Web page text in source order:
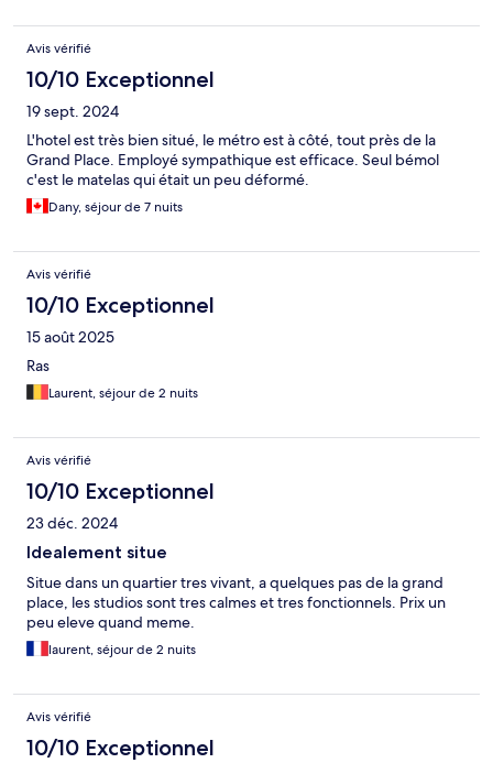
Avis vérifié
10/10 Exceptionnel
19 sept. 2024
L'hotel est très bien situé, le métro est à côté, tout près de la
Grand Place. Employé sympathique est efficace. Seul bémol
c'est le matelas qui était un peu déformé.
Dany, séjour de 7 nuits
Avis vérifié
10/10 Exceptionnel
15 août 2025
Ras
Laurent, séjour de 2 nuits
Avis vérifié
10/10 Exceptionnel
23 déc. 2024
Idealement situe
Situe dans un quartier tres vivant, a quelques pas de la grand
place, les studios sont tres calmes et tres fonctionnels. Prix un
peu eleve quand meme.
laurent, séjour de 2 nuits
Avis vérifié
10/10 Exceptionnel